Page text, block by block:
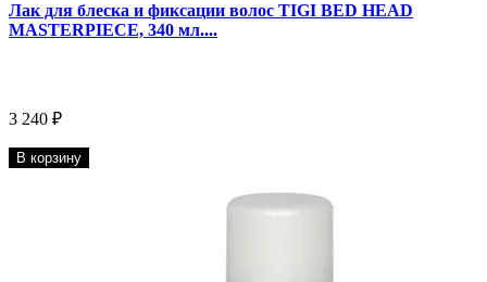
Лак для блеска и фиксации волос TIGI BED HEAD
MASTERPIECE, 340 мл....
3 240 ₽
В корзину